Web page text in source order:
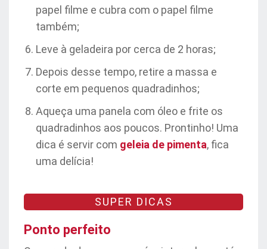
papel filme e cubra com o papel filme
também;
Leve à geladeira por cerca de 2 horas;
Depois desse tempo, retire a massa e
corte em pequenos quadradinhos;
Aqueça uma panela com óleo e frite os
quadradinhos aos poucos. Prontinho! Uma
dica é servir com geleia de pimenta, fica
uma delícia!
SUPER DICAS
Ponto perfeito